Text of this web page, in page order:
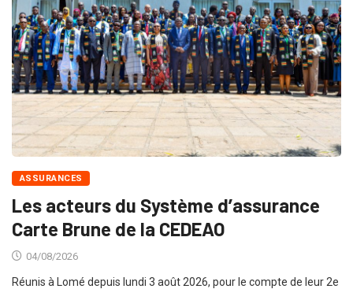
ASSURANCES
Les acteurs du Système d’assurance
Carte Brune de la CEDEAO
04/08/2026
Réunis à Lomé depuis lundi 3 août 2026, pour le compte de leur 2e